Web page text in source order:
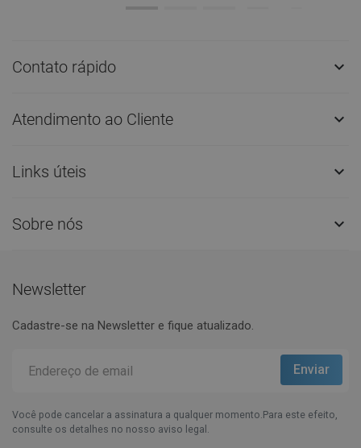
Contato rápido 
Atendimento ao Cliente 
Links úteis 
Sobre nós 
Newsletter
Cadastre-se na Newsletter e fique atualizado.
Você pode cancelar a assinatura a qualquer momento.Para este efeito,
consulte os detalhes no nosso aviso legal.